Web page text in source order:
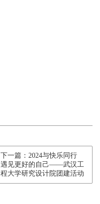
下一篇：2024与快乐同行
遇见更好的自己——武汉工
程大学研究设计院团建活动